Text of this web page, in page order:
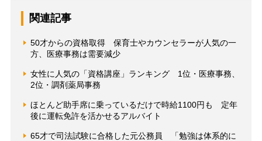
関連記事
50才からの資格取得 保育士やカウンセラーが人気の一
方、医療事務は需要減少
女性に人気の「資格講座」ランキング 1位・医療事務、
2位・調剤薬局事務
ほとんど助手席に乗っているだけで時給1100円も 定年
後に運転免許を活かせるアルバイト
65才で司法試験に合格した元公務員 「勉強は体系的に